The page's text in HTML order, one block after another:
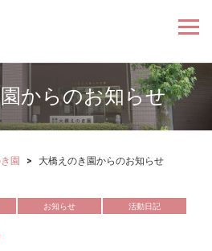
からのお知らせ
園 > 大橋えのき園からのお知らせ
お知らせ 活動日記